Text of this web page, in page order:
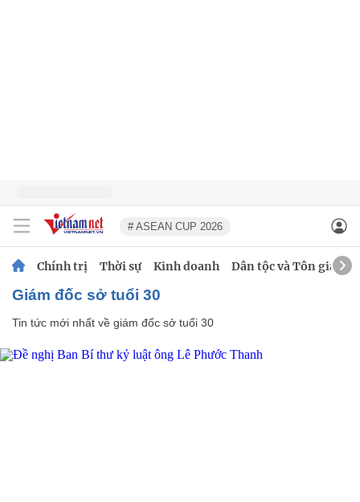
# ASEAN CUP 2026
Chính trị Thời sự Kinh doanh Dân tộc và Tôn giáo
giám đốc sở tuổi 30
Tin tức mới nhất về giám đốc sở tuổi 30